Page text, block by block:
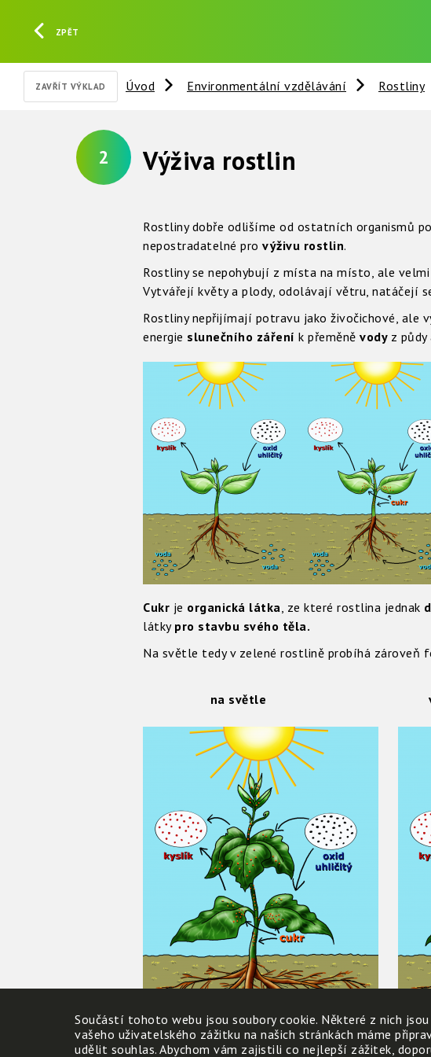
ZPĚT
ZAVŘÍT VÝKLAD Úvod Environmentální vzdělávání Rostliny
2 Výživa rostlin
Rostliny dobře odlišíme od ostatních organismů
nepostradatelné pro výživu rostlin.
Rostliny se nepohybují z místa na místo, ale
Vytvářejí květy a plody, odolávají větru, natáčejí
Rostliny nepřijímají potravu jako živočichové, ale
energie slunečního záření k přeměně vody z půdy
Cukr je organická látka, ze které rostlina jednak
látky pro stavbu svého těla.
Na světle tedy v zelené rostlině probíhá zároveň
na světle ve
Součástí tohoto webu jsou soubory cookie. Některé z nich
vašeho uživatelského zážitku na našich stránkách máme
udělit souhlas. Abychom vám zajistili co nejlepší zážitek,